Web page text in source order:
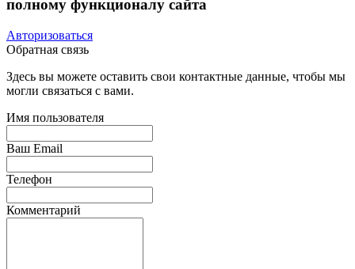
полному функционалу сайта
Авторизоваться
Обратная связь
Здесь вы можете оставить свои контактные данные, чтобы мы
могли связаться с вами.
Имя пользователя
Ваш Email
Телефон
Комментарий